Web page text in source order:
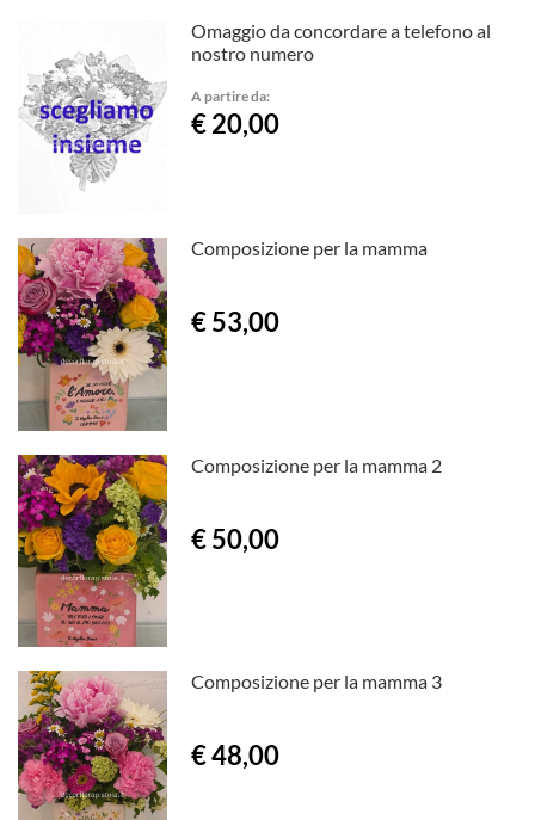
Omaggio da concordare a telefono al
nostro numero
A partire da:
€ 20,00
Composizione per la mamma
€ 53,00
Composizione per la mamma 2
€ 50,00
Composizione per la mamma 3
€ 48,00